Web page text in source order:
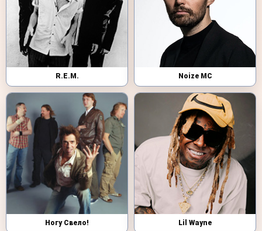
R.E.M. Noize MC
Ногу Свело! Lil Wayne